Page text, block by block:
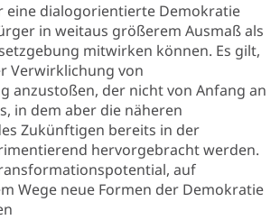
eine dialogorientierte Demokratie
in weitaus größerem Ausmaß als
mitwirken können. Es gilt,
Verwirklichung von
anzustoßen, der nicht von Anfang an
in dem aber die näheren
Zukünftigen bereits in der
hervorgebracht werden.
auf
Wege neue Formen der Demokratie